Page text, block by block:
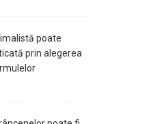
poate
prin alegerea